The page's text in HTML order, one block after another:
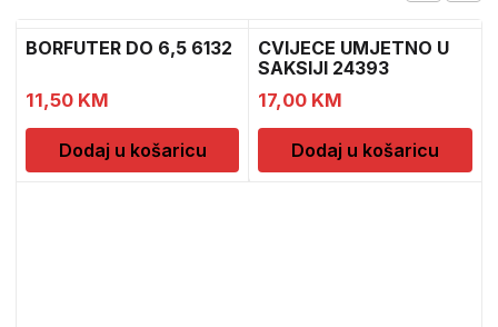
BORFUTER DO 6,5 6132
11,50 KM
Dodaj u košaricu
CVIJECE UMJETNO U
SAKSIJI 24393
CH52439
17,00 KM
Dodaj u košaricu